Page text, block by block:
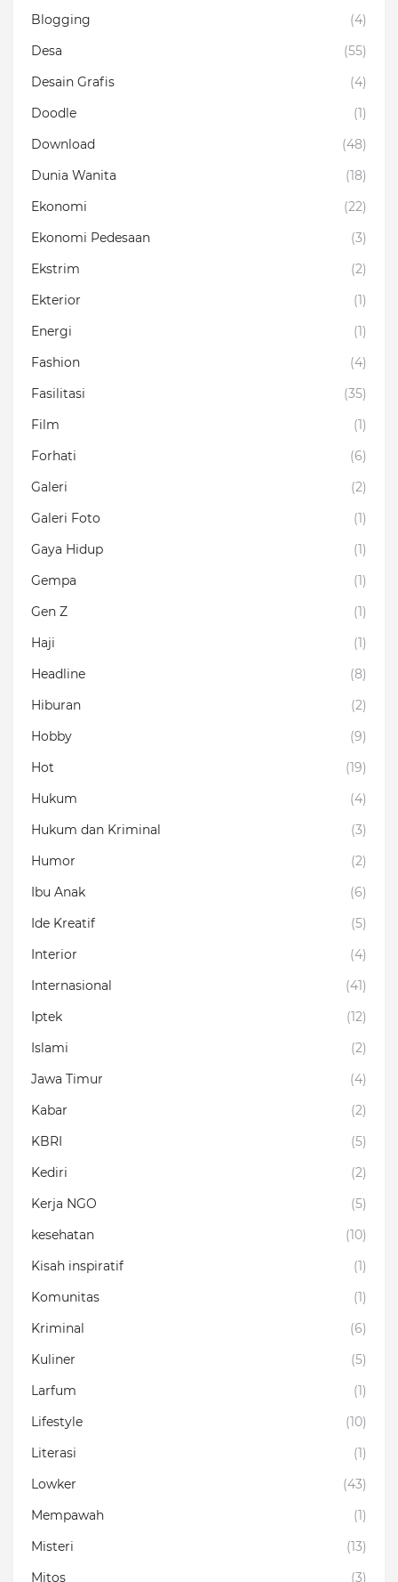
Blogging
(4)
Desa
(55)
Desain Grafis
(4)
Doodle
(1)
Download
(48)
Dunia Wanita
(18)
Ekonomi
(22)
Ekonomi Pedesaan
(3)
Ekstrim
(2)
Ekterior
(1)
Energi
(1)
Fashion
(4)
Fasilitasi
(35)
Film
(1)
Forhati
(6)
Galeri
(2)
Galeri Foto
(1)
Gaya Hidup
(1)
Gempa
(1)
Gen Z
(1)
Haji
(1)
Headline
(8)
Hiburan
(2)
Hobby
(9)
Hot
(19)
Hukum
(4)
Hukum dan Kriminal
(3)
Humor
(2)
Ibu Anak
(6)
Ide Kreatif
(5)
Interior
(4)
Internasional
(41)
Iptek
(12)
Islami
(2)
Jawa Timur
(4)
Kabar
(2)
KBRI
(5)
Kediri
(2)
Kerja NGO
(5)
kesehatan
(10)
Kisah inspiratif
(1)
Komunitas
(1)
Kriminal
(6)
Kuliner
(5)
Larfum
(1)
Lifestyle
(10)
Literasi
(1)
Lowker
(43)
Mempawah
(1)
Misteri
(13)
Mitos
(3)